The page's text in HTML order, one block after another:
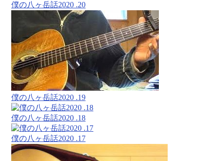
僕の八ヶ岳話2020 .20
僕の八ヶ岳話2020 .19
僕の八ヶ岳話2020 .18
僕の八ヶ岳話2020 .17